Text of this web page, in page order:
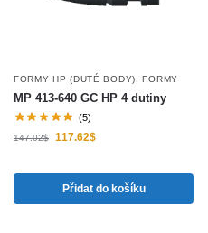
FORMY HP (DUTÉ BODY) ,FORMY
MP 413-640 GC HP 4 dutiny
(5)
147.02$ 117.62$
Přidat do košíku